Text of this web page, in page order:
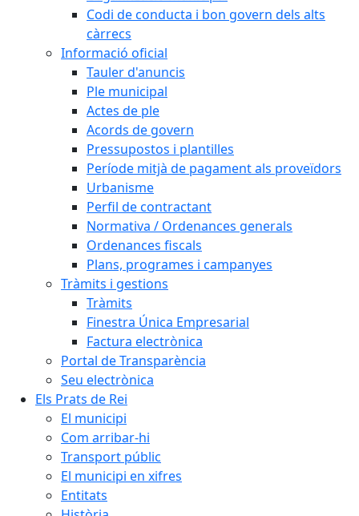
Codi de conducta i bon govern dels alts
càrrecs
Informació oficial
Tauler d'anuncis
Ple municipal
Actes de ple
Acords de govern
Pressupostos i plantilles
Període mitjà de pagament als proveïdors
Urbanisme
Perfil de contractant
Normativa / Ordenances generals
Ordenances fiscals
Plans, programes i campanyes
Tràmits i gestions
Tràmits
Finestra Única Empresarial
Factura electrònica
Portal de Transparència
Seu electrònica
Els Prats de Rei
El municipi
Com arribar-hi
Transport públic
El municipi en xifres
Entitats